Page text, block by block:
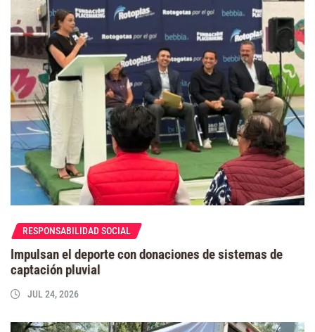
RESPONSABILIDAD SOCIAL
Impulsan el deporte con donaciones de sistemas de
captación pluvial
JUL 24, 2026